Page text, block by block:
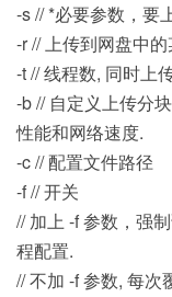
-s // *必要参数，要
-r // 上传到网盘中
-t // 线程数, 同时上
-b // 自定义上传分
性能和网络速度.
-c // 配置文件路径
-f // 开关
// 加上 -f 参数，强
程配置.
// 不加 -f 参数, 每